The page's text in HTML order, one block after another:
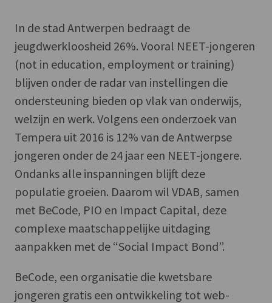
In de stad Antwerpen bedraagt de
jeugdwerkloosheid 26%. Vooral NEET-jongeren
(not in education, employment or training)
blijven onder de radar van instellingen die
ondersteuning bieden op vlak van onderwijs,
welzijn en werk. Volgens een onderzoek van
Tempera uit 2016 is 12% van de Antwerpse
jongeren onder de 24 jaar een NEET-jongere.
Ondanks alle inspanningen blijft deze
populatie groeien. Daarom wil VDAB, samen
met BeCode, PIO en Impact Capital, deze
complexe maatschappelijke uitdaging
aanpakken met de “Social Impact Bond”.
BeCode, een organisatie die kwetsbare
jongeren gratis een ontwikkeling tot web-